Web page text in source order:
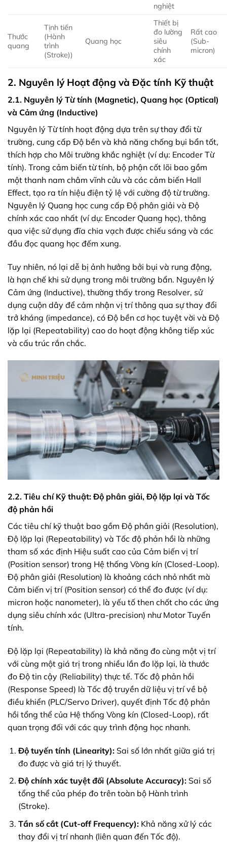
nghiệt
Thước
quang
Tịnh tiến
(Hành
trình
(Stroke))
Quang học
Thiết bị
đo lường
siêu
chính
xác
Rất cao
(Sub-
micron)
2. Nguyên lý Hoạt động và Đặc tính Kỹ thuật
2.1. Nguyên lý Từ tính (Magnetic), Quang học (Optical)
và Cảm ứng (Inductive)
Nguyên lý Từ tính hoạt động dựa trên sự thay đổi từ
trường, cung cấp Độ bền và khả năng chống bụi bẩn tốt,
thích hợp cho Môi trường khắc nghiệt (ví dụ: Encoder Từ
tính). Trong cảm biến từ tính, bộ phận cốt lõi bao gồm
một thanh nam châm vĩnh cửu và các cảm biến Hall
Effect, tạo ra tín hiệu điện tỷ lệ với cường độ từ trường.
Nguyên lý Quang học cung cấp Độ phân giải và Độ
chính xác cao nhất (ví dụ: Encoder Quang học), thông
qua việc sử dụng đĩa chia vạch được chiếu sáng và các
đầu đọc quang học đếm xung.
Tuy nhiên, nó lại dễ bị ảnh hưởng bởi bụi và rung động,
là hạn chế khi sử dụng trong môi trường bẩn. Nguyên lý
Cảm ứng (Inductive), thường thấy trong Resolver, sử
dụng cuộn dây để cảm nhận vị trí thông qua sự thay đổi
trở kháng (impedance), có Độ bền cơ học tuyệt vời và Độ
lặp lại (Repeatability) cao do hoạt động không tiếp xúc
và cấu trúc rắn chắc.
2.2. Tiêu chí Kỹ thuật: Độ phân giải, Độ lặp lại và Tốc
độ phản hồi
Các tiêu chí kỹ thuật bao gồm Độ phân giải (Resolution),
Độ lặp lại (Repeatability) và Tốc độ phản hồi là những
tham số xác định Hiệu suất cao của Cảm biến vị trí
(Position sensor) trong Hệ thống Vòng kín (Closed-Loop).
Độ phân giải (Resolution) là khoảng cách nhỏ nhất mà
Cảm biến vị trí (Position sensor) có thể đo được (ví dụ:
micron hoặc nanometer), là yếu tố then chốt cho các ứng
dụng siêu chính xác (Ultra-precision) như Motor Tuyến
tính.
Độ lặp lại (Repeatability) là khả năng đo cùng một vị trí
với cùng một giá trị trong nhiều lần đo lặp lại, là thước
đo Độ tin cậy (Reliability) thực tế. Tốc độ phản hồi
(Response Speed) là Tốc độ truyền dữ liệu vị trí về bộ
điều khiển (PLC/Servo Driver), quyết định Tốc độ phản
hồi tổng thể của Hệ thống Vòng kín (Closed-Loop), rất
quan trọng đối với các quy trình động học nhanh.
Độ tuyến tính (Linearity): Sai số lớn nhất giữa giá trị
đo được và giá trị lý thuyết.
Độ chính xác tuyệt đối (Absolute Accuracy):Sai số
tổng thể của phép đo trên toàn bộ Hành trình
(Stroke).
Tần số cắt (Cut-off Frequency):Khả năng xử lý các
thay đổi vị trí nhanh (liên quan đến Tốc độ).